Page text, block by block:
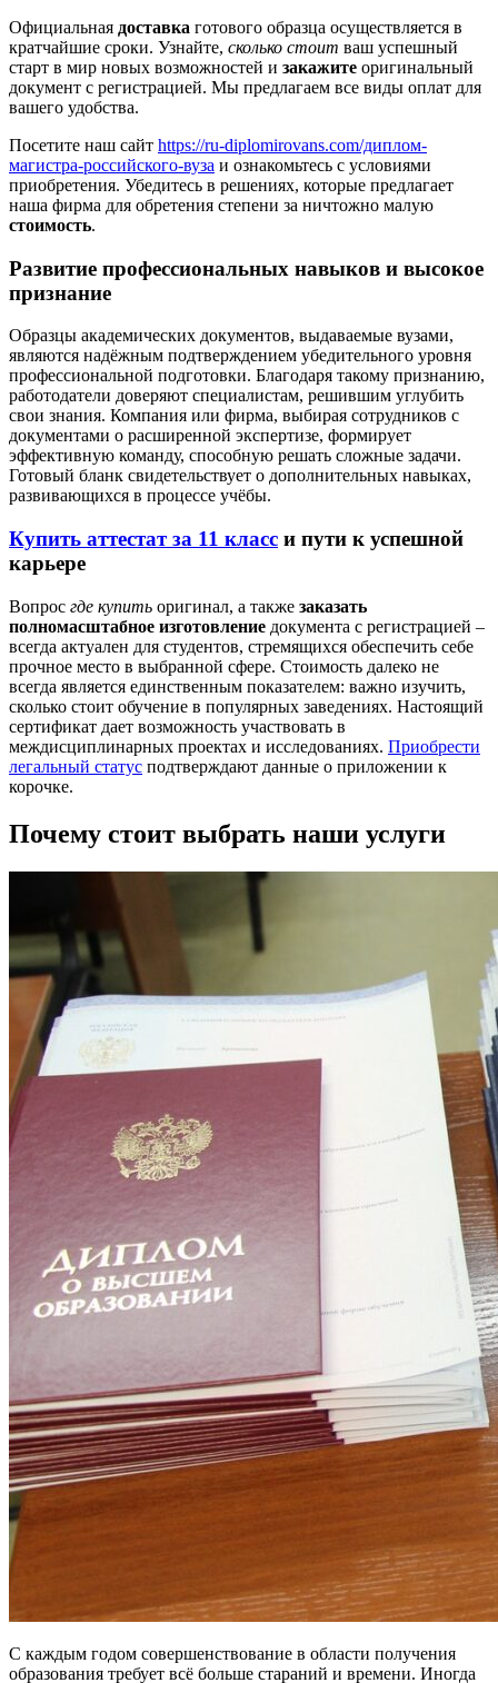
Официальная доставка готового образца осуществляется в
кратчайшие сроки. Узнайте, сколько стоит ваш успешный
старт в мир новых возможностей и закажите оригинальный
документ с регистрацией. Мы предлагаем все виды оплат для
вашего удобства.
Посетите наш сайт https://ru-diplomirovans.com/диплом-
магистра-российского-вуза и ознакомьтесь с условиями
приобретения. Убедитесь в решениях, которые предлагает
наша фирма для обретения степени за ничтожно малую
стоимость.
Развитие профессиональных навыков и высокое
признание
Образцы академических документов, выдаваемые вузами,
являются надёжным подтверждением убедительного уровня
профессиональной подготовки. Благодаря такому признанию,
работодатели доверяют специалистам, решившим углубить
свои знания. Компания или фирма, выбирая сотрудников с
документами о расширенной экспертизе, формирует
эффективную команду, способную решать сложные задачи.
Готовый бланк свидетельствует о дополнительных навыках,
развивающихся в процессе учёбы.
Купить аттестат за 11 класс и пути к успешной
карьере
Вопрос где купить оригинал, а также заказать
полномасштабное изготовление документа с регистрацией –
всегда актуален для студентов, стремящихся обеспечить себе
прочное место в выбранной сфере. Стоимость далеко не
всегда является единственным показателем: важно изучить,
сколько стоит обучение в популярных заведениях. Настоящий
сертификат дает возможность участвовать в
междисциплинарных проектах и исследованиях. Приобрести
легальный статус подтверждают данные о приложении к
корочке.
Почему стоит выбрать наши услуги
С каждым годом совершенствование в области получения
образования требует всё больше стараний и времени. Иногда